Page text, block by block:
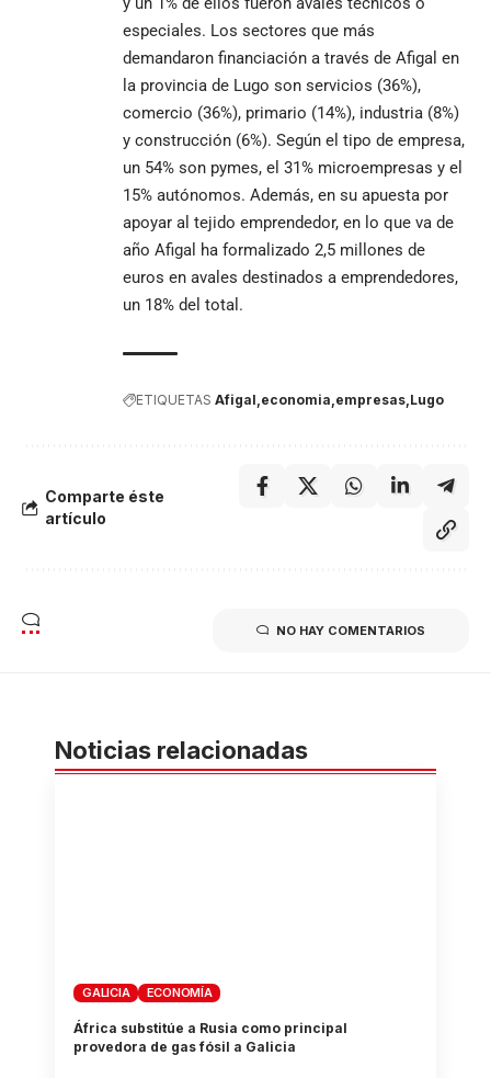
especiales. Los sectores que más
demandaron financiación a través de Afigal en
la provincia de Lugo son servicios (36%),
comercio (36%), primario (14%), industria (8%)
y construcción (6%). Según el tipo de empresa,
un 54% son pymes, el 31% microempresas y el
15% autónomos. Además, en su apuesta por
apoyar al tejido emprendedor, en lo que va de
año Afigal ha formalizado 2,5 millones de
euros en avales destinados a emprendedores,
un 18% del total.
ETIQUETAS Afigal economia empresas Lugo
Comparte éste
artículo
NO HAY COMENTARIOS
Noticias relacionadas
GALICIA ECONOMÍA
África substitúe a Rusia como principal
provedora de gas fósil a Galicia